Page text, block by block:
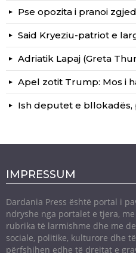
Pse opozita i pranoi
Said Kryeziu-patriot e
Adriatik Lapaj (Greta
Apel zotit Trump: Mos i
Ish deputet e bllokadës,
IMPRESSUM
Dardania Press është portal i
ndryshe nga portalet e tjera,
rubrika të larmishme dhe me
sociale, politike, kulturore dhe
përfshihen edhe të drejtat e